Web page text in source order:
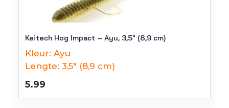
Keitech Hog Impact – Ayu, 3,5″ (8,9 cm)
Kleur: Ayu
Lengte: 3,5" (8,9 cm)
5.99